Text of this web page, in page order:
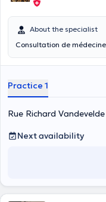
About the specialist
Consultation de
Practice 1
Rue Richard
Next availability